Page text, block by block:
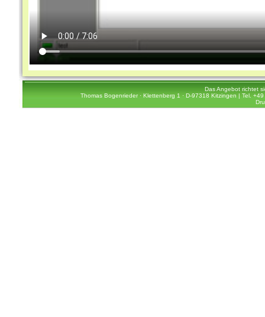
Das Angebot richtet
Thomas Bogenrieder · Klettenberg 1 · D-97318 Kitzingen | Tel.